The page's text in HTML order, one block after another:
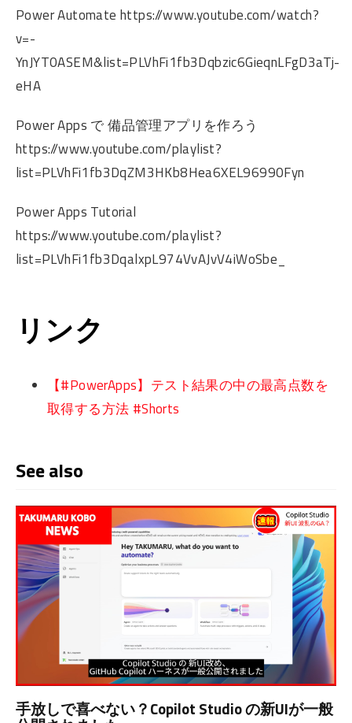
Power Automate https://www.youtube.com/watch?
v=-
YnJYT0ASEM&list=PLVhFi1fb3Dqbzic6GieqnLFgD3aTj-
eHA
Power Apps で 備品管理アプリを作ろう
https://www.youtube.com/playlist?
list=PLVhFi1fb3DqZM3HKb8Hea6XEL96990Fyn
Power Apps Tutorial
https://www.youtube.com/playlist?
list=PLVhFi1fb3DqalxpL974VvAJvV4iWoSbe_
リンク
【#PowerApps】テスト結果の中の最高点数を
取得する方法 #Shorts
See also
手放しで喜べない？Copilot Studio の新UIが一般